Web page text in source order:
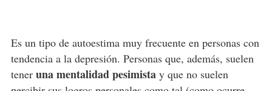
Es un tipo de autoestima muy frecuente en personas con
tendencia a la depresión. Personas que, además, suelen
teneruna mentalidad pesimistay que no suelen